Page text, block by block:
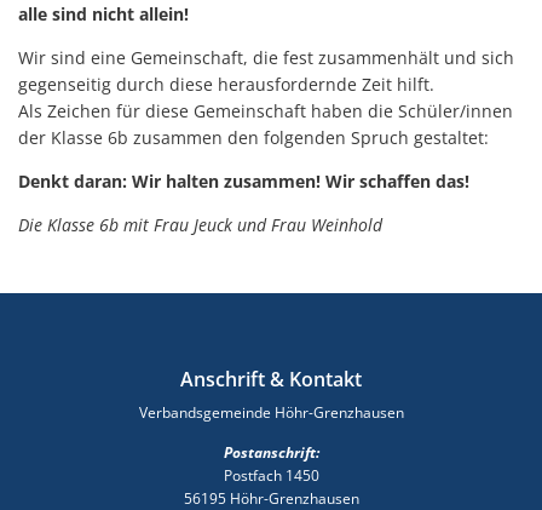
alle sind nicht allein!
Wir sind eine Gemeinschaft, die fest zusammenhält und sich
gegenseitig durch diese herausfordernde Zeit hilft.
Als Zeichen für diese Gemeinschaft haben die Schüler/innen
der Klasse 6b zusammen den folgenden Spruch gestaltet:
Denkt daran: Wir halten zusammen! Wir schaffen das!
Die Klasse 6b mit Frau Jeuck und Frau Weinhold
Anschrift & Kontakt
Verbandsgemeinde Höhr-Grenzhausen
Postanschrift:
Postfach 1450
56195 Höhr-Grenzhausen